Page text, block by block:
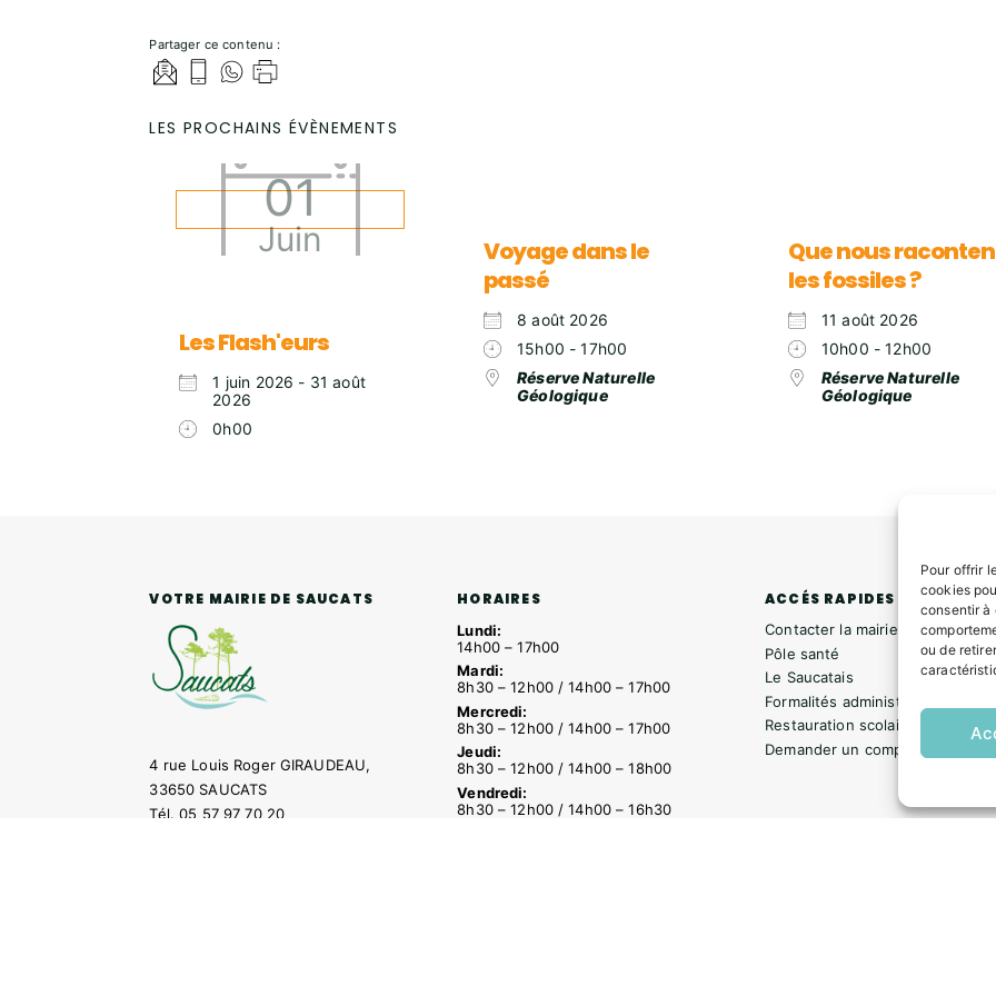
Pour offrir
cookies
consentir à
ou de
Partager ce contenu :
LES PROCHAINS ÉVÈNEMENTS
01
Juin
Les Flash'eurs
1 juin 2026 - 31 août
2026
0h00
Voyage dans le
passé
8 août 2026
15h00 - 17h00
Réserve Naturelle
Géologique
Que nous
les fossiles ?
11 août 2026
10h00 - 12h00
Réserve Naturelle
Géologique
VOTRE MAIRIE DE SAUCATS
4 rue Louis Roger GIRAUDEAU,
33650 SAUCATS
Tél.05 57 97 70 20
HORAIRES
Lundi:
14h00 – 17h00
Mardi:
8h30 – 12h00 / 14h00 – 17h00
Mercredi:
8h30 – 12h00 / 14h00 – 17h00
Jeudi:
8h30 – 12h00 / 14h00 – 18h00
Vendredi:
8h30 – 12h00 / 14h00 – 16h30
ACCÉS RAPIDES
Contacter la mairie
Pôle santé
Le Saucatais
Formalités administratives
Restauration scolaire
Demander un composteur